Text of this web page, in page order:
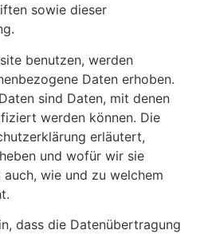
sowie dieser
benutzen, werden
Daten erhoben.
sind Daten, mit denen
werden können. Die
erläutert,
und wofür wir sie
wie und zu welchem
dass die Datenübertragung